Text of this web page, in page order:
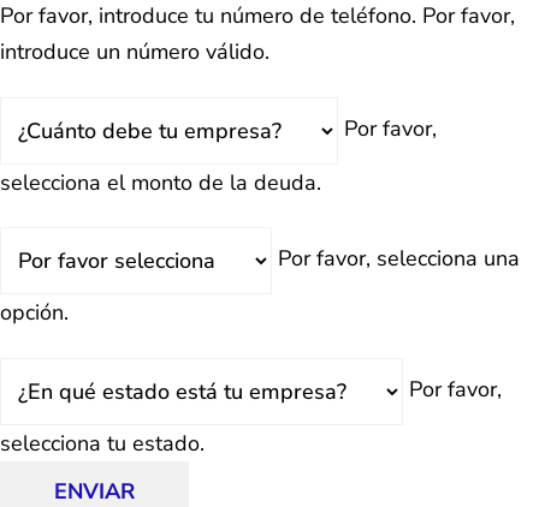
Por favor, introduce tu número de teléfono. Por favor,
introduce un número válido.
Deuda
Por favor,
selecciona el monto de la deuda.
Por favor, selecciona una
opción.
Por favor,
selecciona tu estado.
ENVIAR